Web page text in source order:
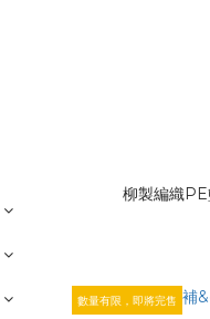
柳製編織
數量有限，即將完售